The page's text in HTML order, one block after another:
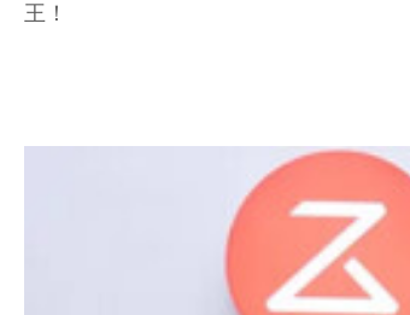
王！